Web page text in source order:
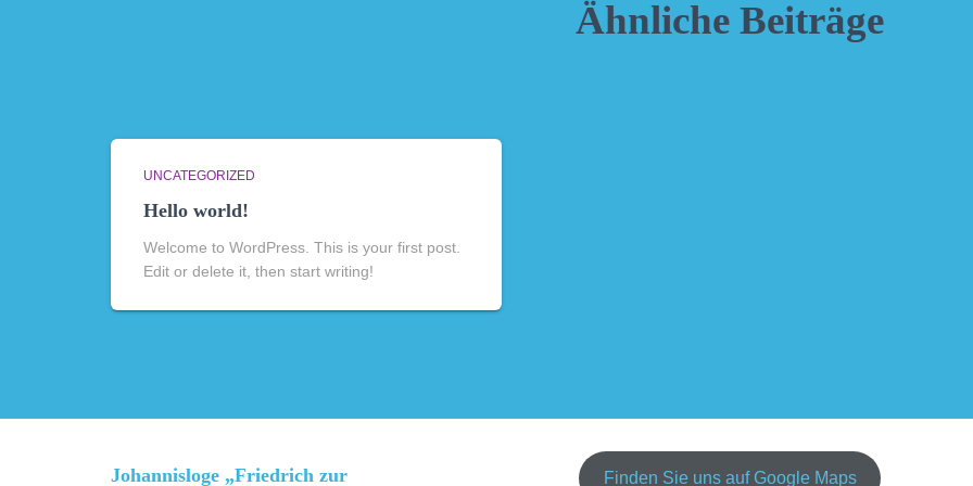
Ähnliche Beiträge
UNCATEGORIZED
Hello world!
Welcome to WordPress. This is your first post.
Edit or delete it, then start writing!
Johannisloge „Friedrich zur Finden Sie uns auf Google Maps